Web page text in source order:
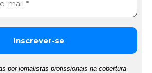
por jornalistas profissionais na cobertura